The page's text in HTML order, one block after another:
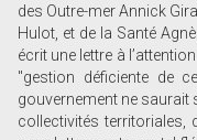
des Outre-mer Annick
Hulot, et de la Santé
écrit une lettre à
"gestion déficiente de
gouvernement ne saurait
collectivités territoriales,